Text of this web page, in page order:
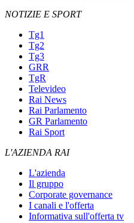
NOTIZIE E SPORT
Tg1
Tg2
Tg3
GRR
TgR
Televideo
Rai News
Rai Parlamento
GR Parlamento
Rai Sport
L'AZIENDA RAI
L'azienda
Il gruppo
Corporate governance
I canali e l'offerta
Informativa sull'offerta tv